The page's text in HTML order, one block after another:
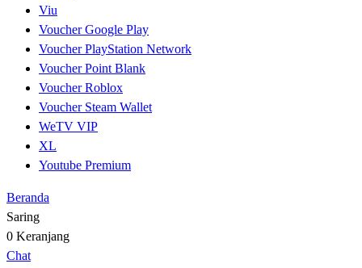
Viu
Voucher Google Play
Voucher PlayStation Network
Voucher Point Blank
Voucher Roblox
Voucher Steam Wallet
WeTV VIP
XL
Youtube Premium
Beranda
Saring
0 Keranjang
Chat